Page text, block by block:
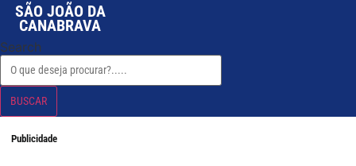
SÃO JOÃO DA
CANABRAVA
Search
BUSCAR
Publicidade